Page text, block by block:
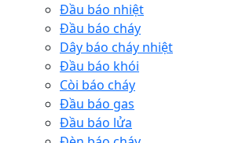
Đầu báo nhiệt
Đầu báo cháy
Dây báo cháy nhiệt
Đầu báo khói
Còi báo cháy
Đầu báo gas
Đầu báo lửa